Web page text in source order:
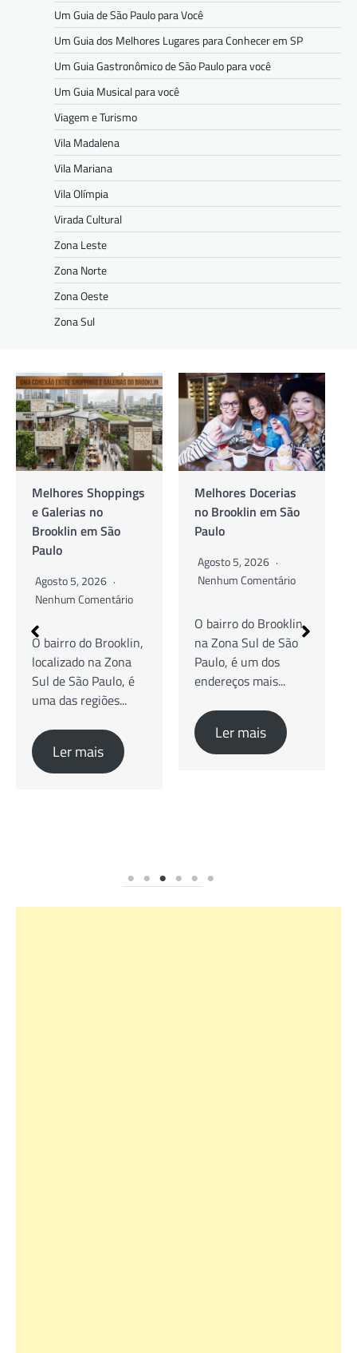
Um Guia de São Paulo para Você
Um Guia dos Melhores Lugares para Conhecer em SP
Um Guia Gastronômico de São Paulo para você
Um Guia Musical para você
Viagem e Turismo
Vila Madalena
Vila Mariana
Vila Olímpia
Virada Cultural
Zona Leste
Zona Norte
Zona Oeste
Zona Sul
Melhores Docerias
no Brooklin em São
Paulo
Agosto 5, 2026
Nenhum Comentário
O bairro do Brooklin,
na Zona Sul de São
Paulo, é um dos
endereços mais...
Ler mais
As Melhores
Cafeterias no
Brooklin em São
Agosto 5, 2026
Guia Completo de
Cafés Especiais,
Brunch e Coworking
na Zona Sul...